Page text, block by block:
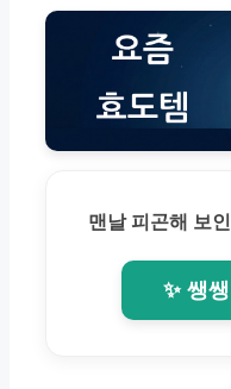
맨날 피곤해 보
✨ 쌩